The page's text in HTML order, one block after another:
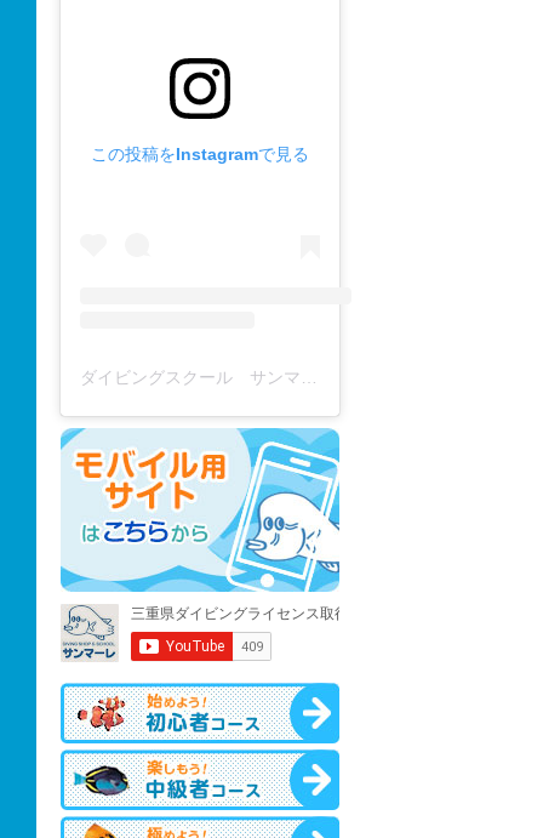
この投稿をInstagramで見る
ダイビングスクール サンマーレ / diving school(@diving_school_sanmare)がシェアした投稿